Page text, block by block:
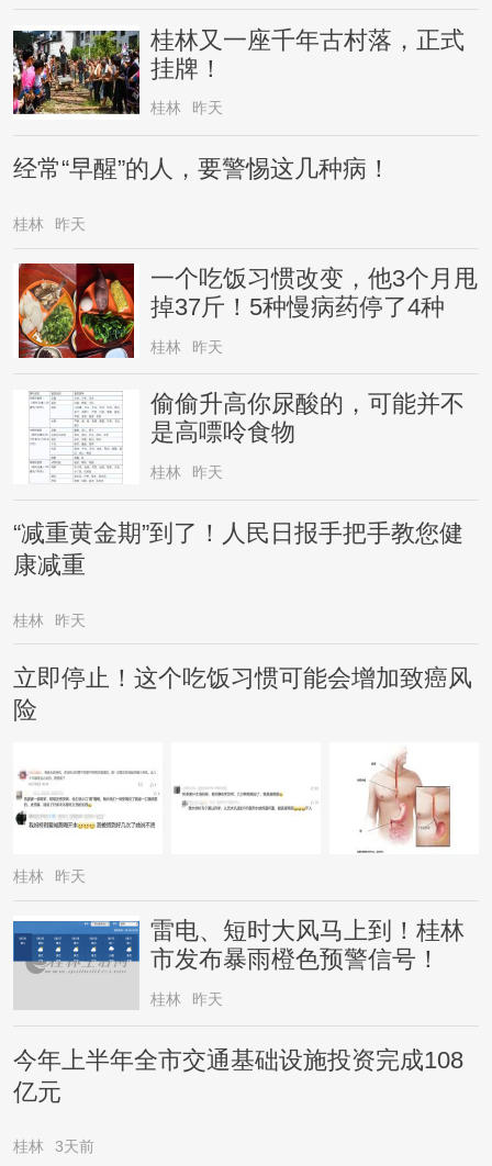
桂林又一座千年古村落，正式
挂牌！
桂林 昨天
经常“早醒”的人，要警惕这几种病！
桂林 昨天
一个吃饭习惯改变，他3个月甩
掉37斤！5种慢病药停了4种
桂林 昨天
偷偷升高你尿酸的，可能并不
是高嘌呤食物
桂林 昨天
“减重黄金期”到了！人民日报手把手教您健
康减重
桂林 昨天
立即停止！这个吃饭习惯可能会增加致癌风
险
桂林 昨天
雷电、短时大风马上到！桂林
市发布暴雨橙色预警信号！
桂林 昨天
今年上半年全市交通基础设施投资完成108
亿元
桂林 3天前